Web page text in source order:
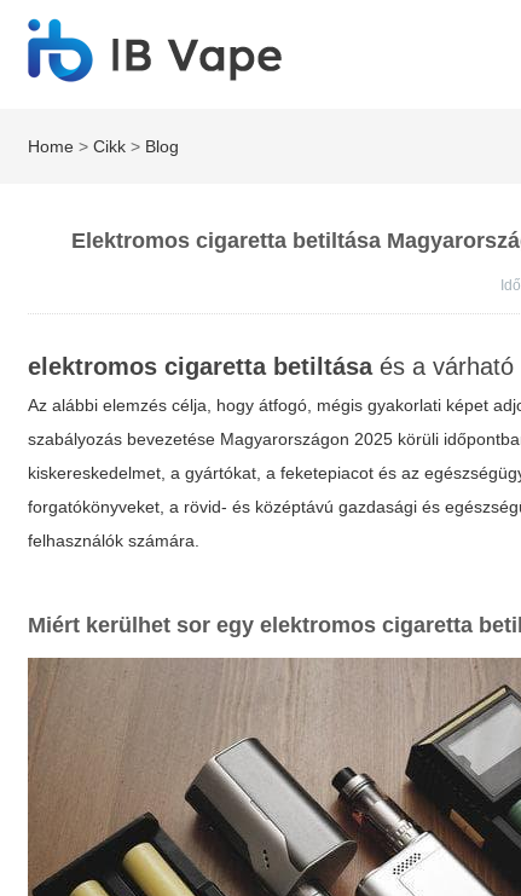
Home >Cikk > Blog
Elektromos cigaretta betiltása
elektromos cigaretta betiltásaés a várható
Az alábbi elemzés célja, hogy átfogó, mégis gyakorlati képet
szabályozás bevezetése Magyarországon 2025 körüli
kiskereskedelmet, a gyártókat, a feketepiacot és az
forgatókönyveket, a rövid- és középtávú gazdasági és
felhasználók számára.
Miért kerülhet sor egyelektromos cigaretta